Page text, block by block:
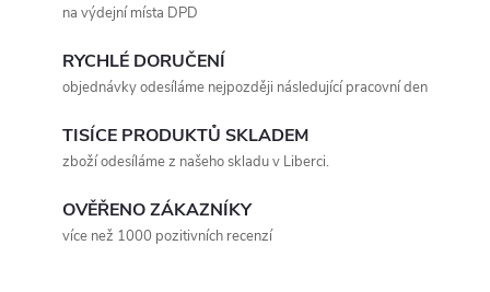
na výdejní místa DPD
RYCHLÉ DORUČENÍ
objednávky odesíláme nejpozději následující pracovní den
TISÍCE PRODUKTŮ SKLADEM
zboží odesíláme z našeho skladu v Liberci.
OVĚŘENO ZÁKAZNÍKY
více než 1000 pozitivních recenzí